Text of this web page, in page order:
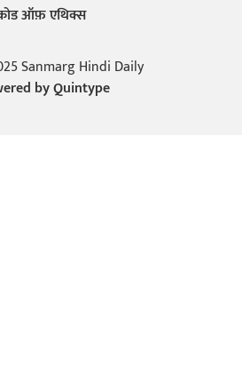
ऑफ़ एथिक्स
Sanmarg Hindi Daily
byQuintype